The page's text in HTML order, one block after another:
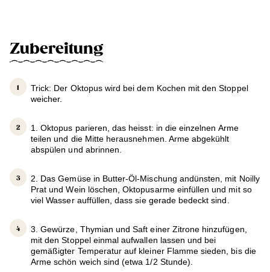
Zubereitung
Trick: Der Oktopus wird bei dem Kochen mit den Stoppel
weicher.
1. Oktopus parieren, das heisst: in die einzelnen Arme
teilen und die Mitte herausnehmen. Arme abgekühlt
abspülen und abrinnen.
2. Das Gemüse in Butter-Öl-Mischung andünsten, mit Noilly
Prat und Wein löschen, Oktopusarme einfüllen und mit so
viel Wasser auffüllen, dass sie gerade bedeckt sind.
3. Gewürze, Thymian und Saft einer Zitrone hinzufügen,
mit den Stoppel einmal aufwallen lassen und bei
gemäßigter Temperatur auf kleiner Flamme sieden, bis die
Arme schön weich sind (etwa 1/2 Stunde).